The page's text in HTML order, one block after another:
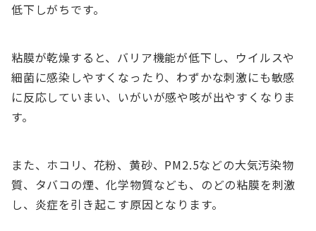
低下しがちです。
粘膜が乾燥すると、バリア機能が低下し、ウイルスや
細菌に感染しやすくなったり、わずかな刺激にも敏感
に反応していまい、いがいが感や咳が出やすくなりま
す。
また、ホコリ、花粉、黄砂、PM2.5などの大気汚染物
質、タバコの煙、化学物質なども、のどの粘膜を刺激
し、炎症を引き起こす原因となります。